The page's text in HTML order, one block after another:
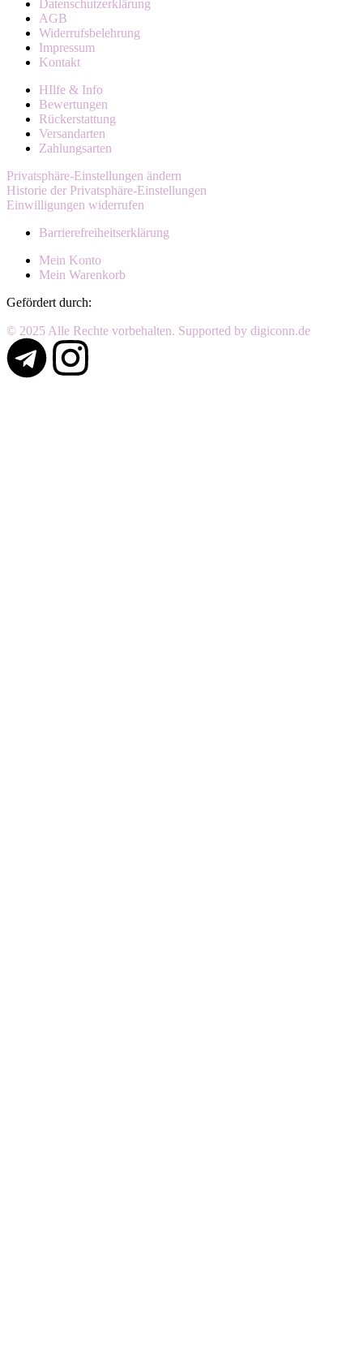
Datenschutzerklärung
AGB
Widerrufsbelehrung
Impressum
Kontakt
HIlfe & Info
Bewertungen
Rückerstattung
Versandarten
Zahlungsarten
Privatsphäre-Einstellungen ändern
Historie der Privatsphäre-Einstellungen
Einwilligungen widerrufen
Barrierefreiheitserklärung
Mein Konto
Mein Warenkorb
Gefördert durch:
© 2025 Alle Rechte vorbehalten. Supported by digiconn.de